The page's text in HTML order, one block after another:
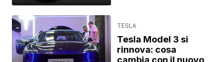
TESLA
Tesla Model 3 si
rinnova: cosa
cambia con il nuovo